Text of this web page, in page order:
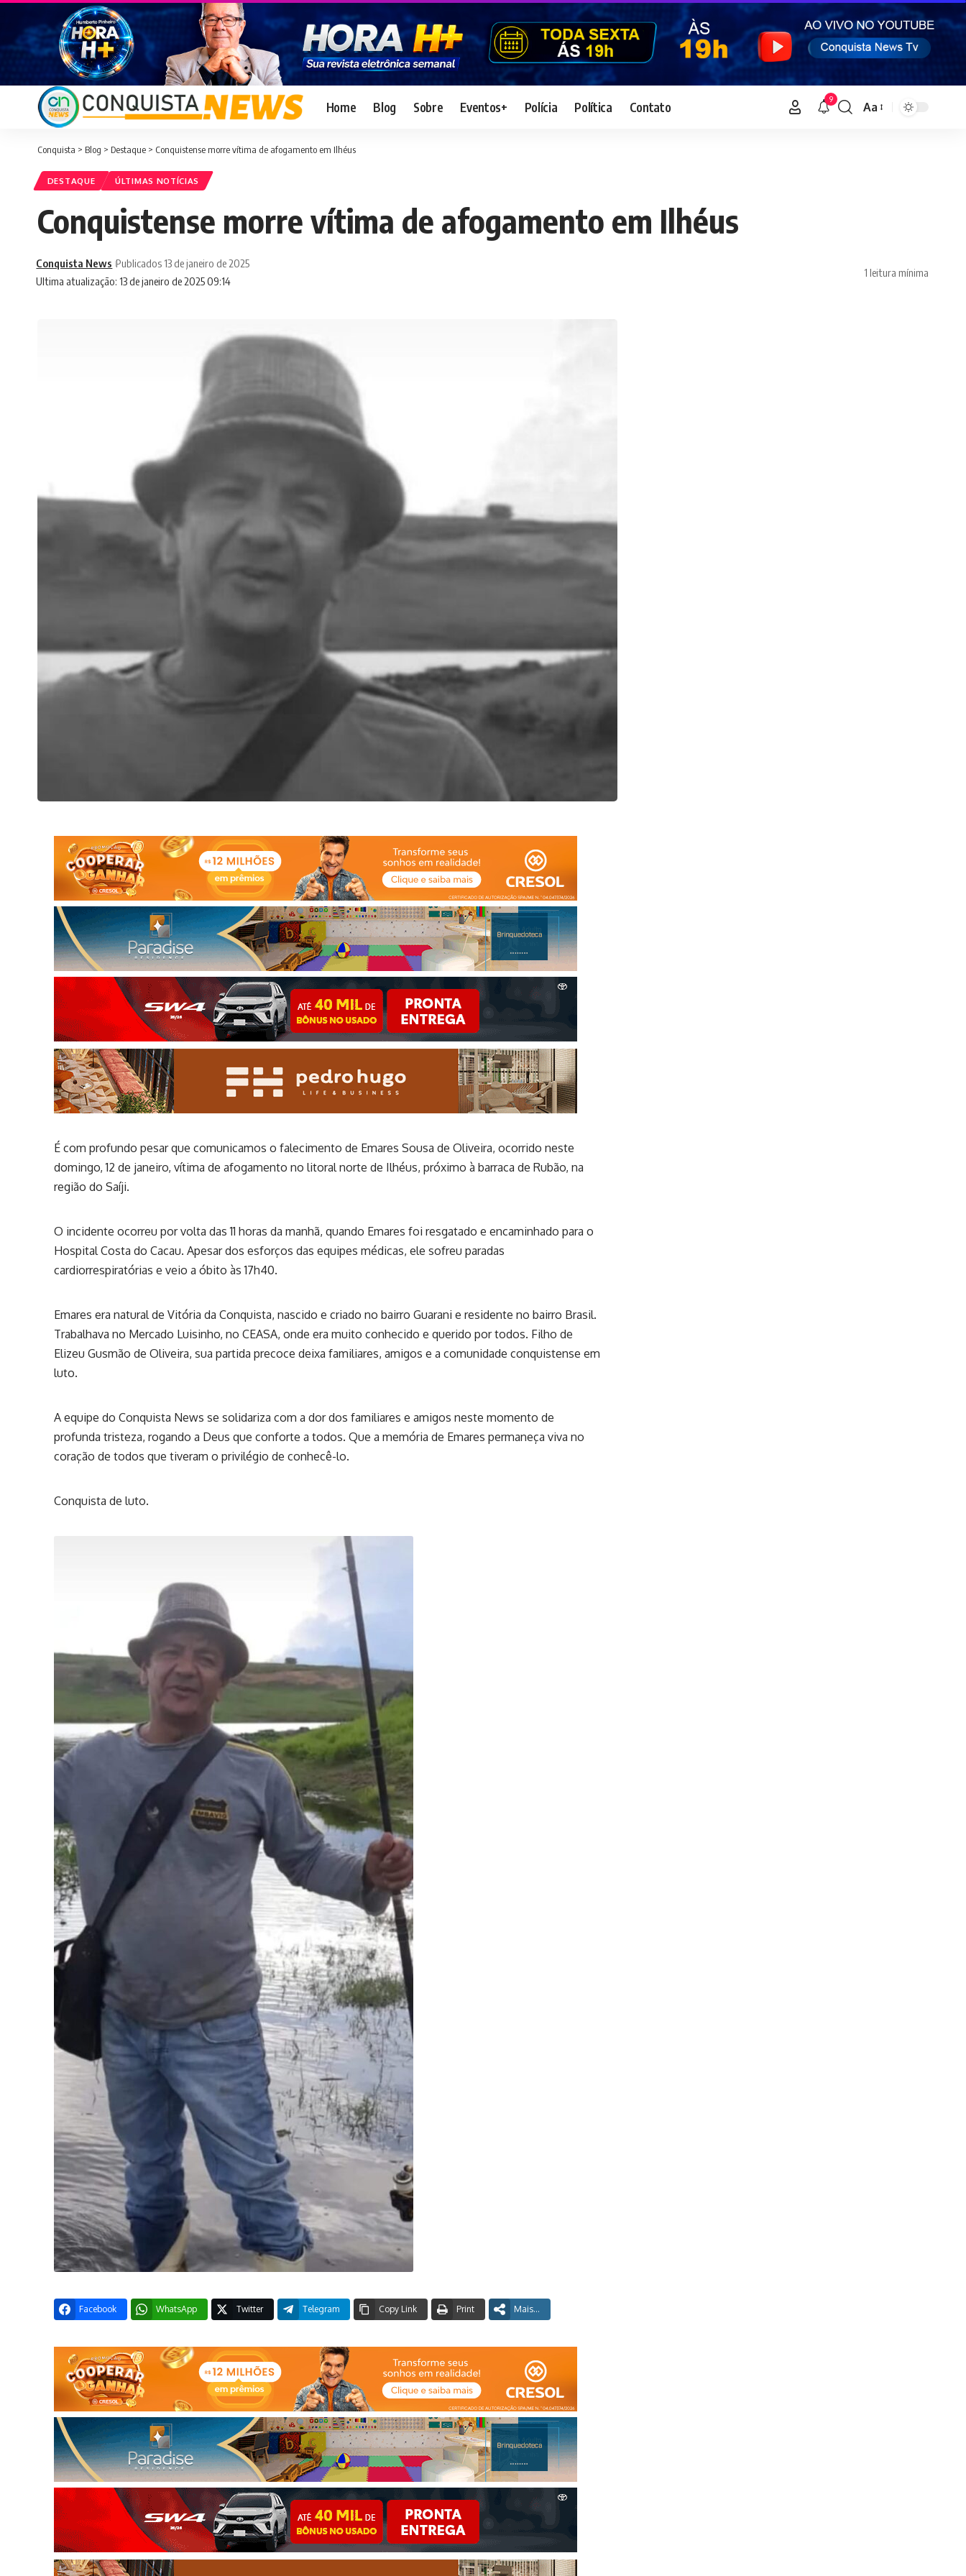
Home Blog Sobre Eventos+ Polícia Política Contato 9
Font
Aa
Conquista > Blog > Destaque > Conquistense morre vítima de afogamento em Ilhéus
DESTAQUE ÚLTIMAS NOTÍCIAS
Conquistense morre vítima de afogamento em Ilhéus
Ultima atualização: 13 de janeiro de 2025 09:14
Conquista News Publicados 13 de janeiro de 2025
1 leitura mínima
É com profundo pesar que comunicamos o falecimento de Emares Sousa de Oliveira, ocorrido neste
domingo, 12 de janeiro, vítima de afogamento no litoral norte de Ilhéus, próximo à barraca de Rubão, na
região do Saíji.
O incidente ocorreu por volta das 11 horas da manhã, quando Emares foi resgatado e encaminhado para o
Hospital Costa do Cacau. Apesar dos esforços das equipes médicas, ele sofreu paradas
cardiorrespiratórias e veio a óbito às 17h40.
Emares era natural de Vitória da Conquista, nascido e criado no bairro Guarani e residente no bairro Brasil.
Trabalhava no Mercado Luisinho, no CEASA, onde era muito conhecido e querido por todos. Filho de
Elizeu Gusmão de Oliveira, sua partida precoce deixa familiares, amigos e a comunidade conquistense em
luto.
A equipe do Conquista News se solidariza com a dor dos familiares e amigos neste momento de
profunda tristeza, rogando a Deus que conforte a todos. Que a memória de Emares permaneça viva no
coração de todos que tiveram o privilégio de conhecê-lo.
Conquista de luto.
Facebook WhatsApp Twitter Telegram Copy Link Print Mais...